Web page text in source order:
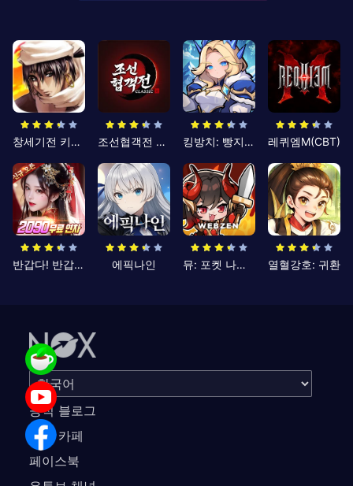
창세기전 키우기 조선협객전 클래식 킹방치: 빵지의 제왕 레퀴엠M(CBT)
반갑다! 반갑삼국지 에픽나인 뮤: 포켓 나이츠 열혈강호: 귀환
공식 블로그
공식 카페
페이스북